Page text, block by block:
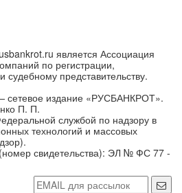
является Ассоциация
по регистрации,
судебному представительству.
сетевое издание «РУСБАНКРОТ».
П. П.
службой по надзору в
технологий и массовых
свидетельства): ЭЛ № ФС 77 -